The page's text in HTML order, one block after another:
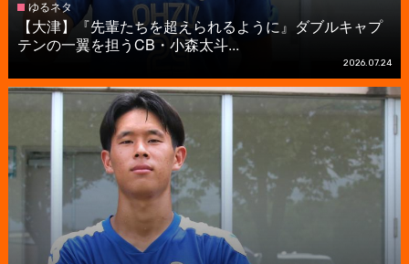
ゆるネタ
【大津】『先輩たちを超えられるように』ダブルキャプ
テンの一翼を担うCB・小森太斗...
2026.07.24